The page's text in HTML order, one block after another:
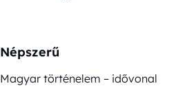
Népszerű
Magyar történelem – idővonal